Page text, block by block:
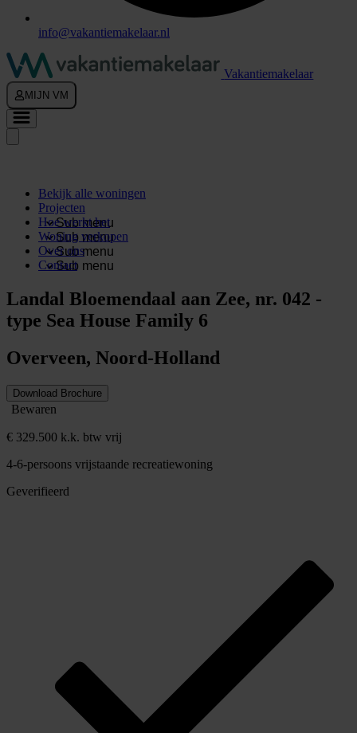
info@vakantiemakelaar.nl
Vakantiemakelaar
MIJN VM
Bekijk alle woningen
Projecten
Sub menu
Hoe werkt het
Sub menu
Woning verkopen
Sub menu
Over ons
Sub menu
Contact
Landal Bloemendaal aan Zee, nr. 042 -
type Sea House Family 6
Overveen, Noord-Holland
Download Brochure
Bewaren
€ 329.500 k.k. btw vrij
4-6-persoons vrijstaande recreatiewoning
Geverifieerd